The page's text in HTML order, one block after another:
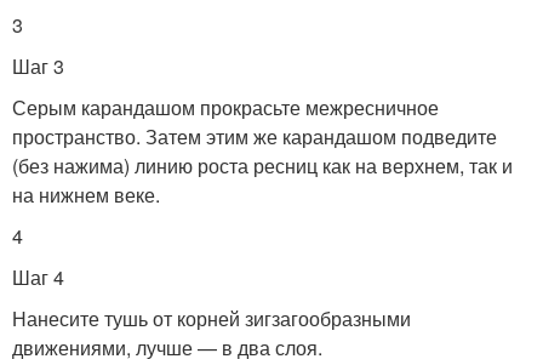
3
Шаг 3
Серым карандашом прокрасьте межресничное
пространство. Затем этим же карандашом подведите
(без нажима) линию роста ресниц как на верхнем, так и
на нижнем веке.
4
Шаг 4
Нанесите тушь от корней зигзагообразными
движениями, лучше — в два слоя.